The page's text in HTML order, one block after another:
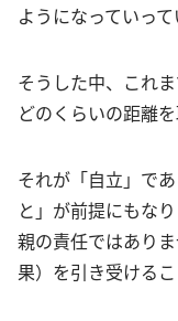
ようになっていって
そうした中、これ
どのくらいの距離
それが「自立」で
と」が前提にもな
親の責任ではあり
果）を引き受けるこ